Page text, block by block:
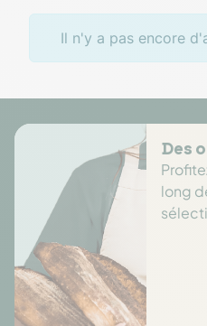
Il n'y a pas encore
Des
long